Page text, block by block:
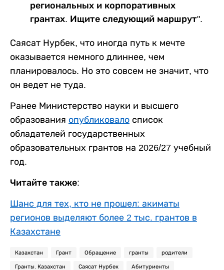
региональных и корпоративных
грантах. Ищите следующий маршрут".
Саясат Нурбек, что иногда путь к мечте
оказывается немного длиннее, чем
планировалось. Но это совсем не значит, что
он ведет не туда.
Ранее Министерство науки и высшего
образования опубликовало список
обладателей государственных
образовательных грантов на 2026/27 учебный
год.
Читайте также:
Шанс для тех, кто не прошел: акиматы
регионов выделяют более 2 тыс. грантов в
Казахстане
Казахстан Грант Обращение гранты родители
Гранты. Казахстан Саясат Нурбек Абитуриенты